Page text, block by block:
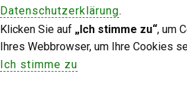
Datenschutzerklärung.
Klicken Sie auf „Ich stimme zu“, um
Ihres Webbrowser, um Ihre Cookies
Ich stimme zu